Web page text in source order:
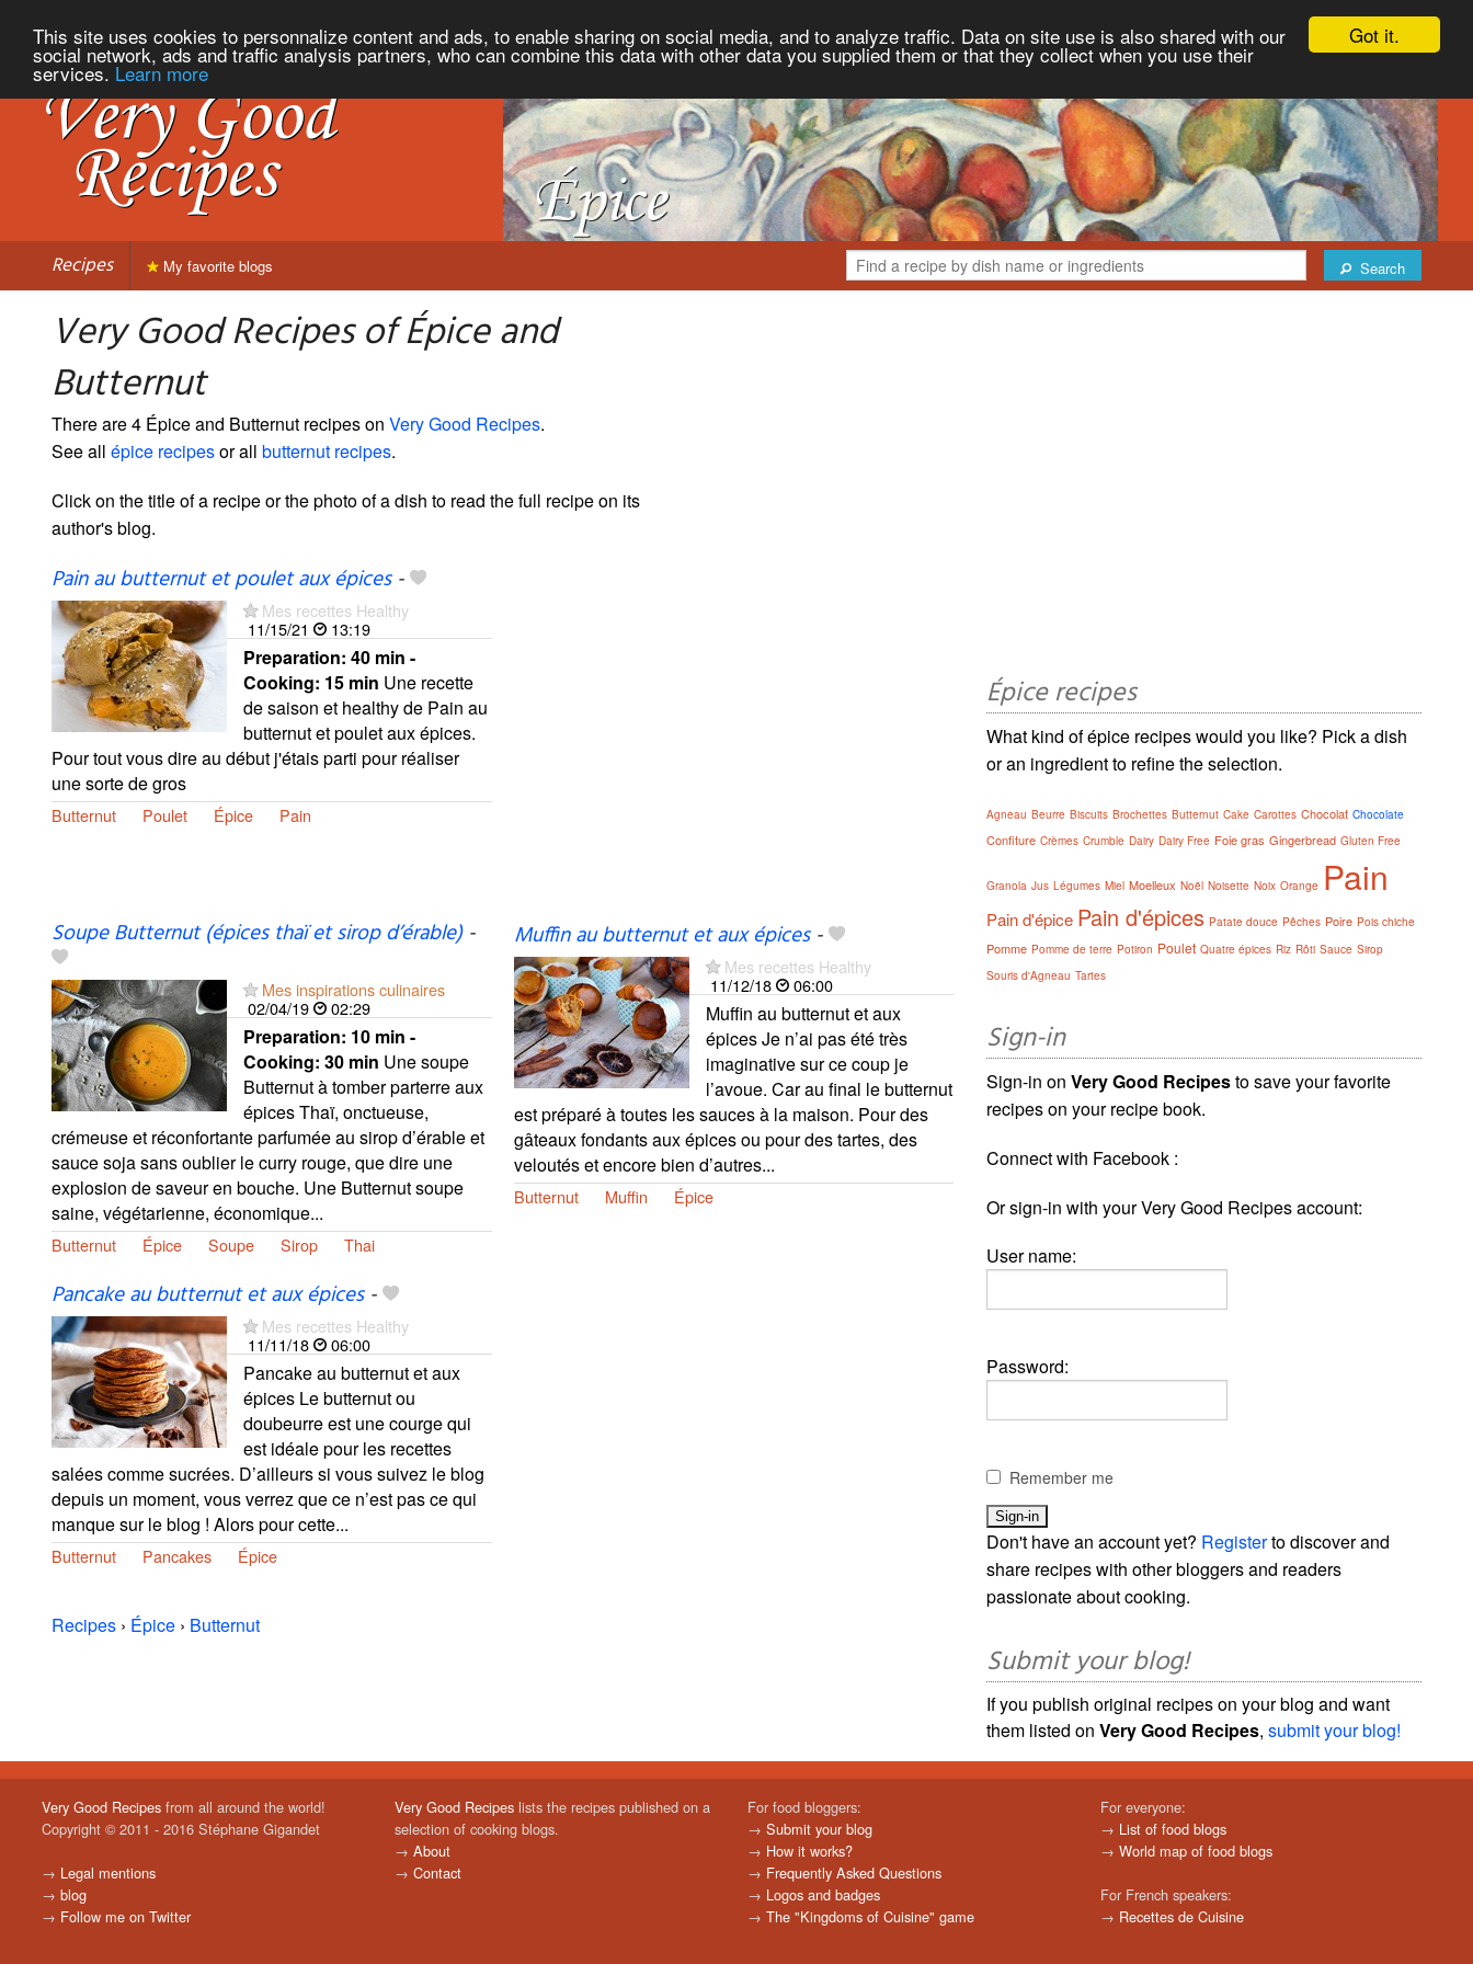
Got it.
This site uses cookies to personnalize content and ads, to enable sharing on social media, and to analyze traffic. Data on site use is also shared with our
social network, ads and traffic analysis partners, who can combine this data with other data you supplied them or that they collect when you use their
services. Learn more
Recipes Search
My favorite blogs
Very Good Recipes of Épice and
Butternut
There are 4 Épice and Butternut recipes on Very Good Recipes.
See all épice recipesor all butternut recipes.
Click on the title of a recipe or the photo of a dish to read the full recipe on its
author's blog.
Pain au butternut et poulet aux épices-
Mes recettes Healthy
11/15/21
13:19
Preparation: 40 min -
Cooking: 15 min Une recette
de saison et healthy de Pain au
butternut et poulet aux épices.
Pour tout vous dire au début j'étais parti pour réaliser
une sorte de gros
Butternut Poulet Épice Pain
Soupe Butternut (épices thaï et sirop d’érable)-
Mes inspirations culinaires
02/04/19
02:29
Preparation: 10 min -
Cooking: 30 min Une soupe
Butternut à tomber parterre aux
épices Thaï, onctueuse,
crémeuse et réconfortante parfumée au sirop d’érable et
sauce soja sans oublier le curry rouge, que dire une
explosion de saveur en bouche. Une Butternut soupe
saine, végétarienne, économique...
Butternut Épice Soupe Sirop Thai
Muffin au butternut et aux épices-
Mes recettes Healthy
11/12/18
06:00
Muffin au butternut et aux
épices Je n’ai pas été très
imaginative sur ce coup je
l’avoue. Car au final le butternut
est préparé à toutes les sauces à la maison. Pour des
gâteaux fondants aux épices ou pour des tartes, des
veloutés et encore bien d’autres...
Butternut Muffin Épice
Pancake au butternut et aux épices-
Mes recettes Healthy
11/11/18
06:00
Pancake au butternut et aux
épices Le butternut ou
doubeurre est une courge qui
est idéale pour les recettes
salées comme sucrées. D’ailleurs si vous suivez le blog
depuis un moment, vous verrez que ce n’est pas ce qui
manque sur le blog ! Alors pour cette...
Butternut Pancakes Épice
Recipes › Épice › Butternut
Épice recipes
What kind of épice recipes would you like? Pick a dish
or an ingredient to refine the selection.
Agneau Beurre Biscuits Brochettes Butternut Cake Carottes Chocolat Chocolate
Confiture Crèmes Crumble Dairy Dairy Free Foie gras Gingerbread Gluten Free
Granola Jus Légumes Miel Moelleux Noël Noisette Noix Orange Pain
Pain d'épice Pain d'épices Patate douce Pêches Poire Pois chiche
Pomme Pomme de terre Potiron Poulet Quatre épices Riz Rôti Sauce Sirop
Souris d'Agneau Tartes
Sign-in
Sign-in onVery Good Recipesto save your favorite
recipes on your recipe book.
Connect with Facebook :
Or sign-in with your Very Good Recipes account:
User name:
Password:
Remember me
Don't have an account yet? Registerto discover and
share recipes with other bloggers and readers
passionate about cooking.
Submit your blog!
If you publish original recipes on your blog and want
them listed onVery Good Recipes,submit your blog!
Very Good Recipesfrom all around the world!
Copyright © 2011 - 2016 Stéphane Gigandet
→ Legal mentions
→ blog
→ Follow me on Twitter
Very Good Recipeslists the recipes published on a
selection of cooking blogs.
→ About
→ Contact
For food bloggers:
→ Submit your blog
→ How it works?
→ Frequently Asked Questions
→ Logos and badges
→ The "Kingdoms of Cuisine" game
For everyone:
→ List of food blogs
→World map of food blogs
For French speakers:
→ Recettes de Cuisine